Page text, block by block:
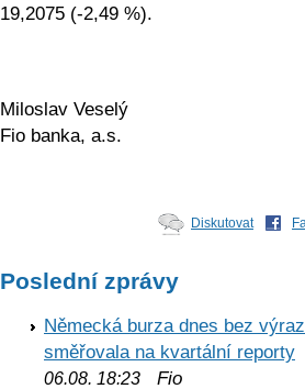
19,2075 (-2,49 %).
Miloslav Veselý
Fio banka, a.s.
Diskutovat
Poslední zprávy
Německá burza dnes bez
směřovala na kvartální reporty
06.08. 18:23 Fio